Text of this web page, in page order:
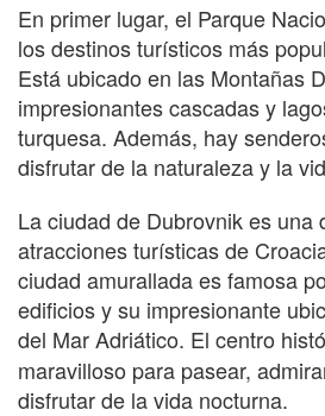
En primer lugar, el Parque
los destinos turísticos más
Está ubicado en las Montañas
impresionantes cascadas y
turquesa. Además, hay
disfrutar de la naturaleza y la
La ciudad de Dubrovnik es una
atracciones turísticas de
ciudad amurallada es famosa
edificios y su impresionante
del Mar Adriático. El centro
maravilloso para pasear,
disfrutar de la vida nocturna.